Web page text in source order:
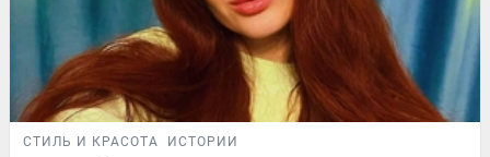
СТИЛЬ И КРАСОТА ИСТОРИИ